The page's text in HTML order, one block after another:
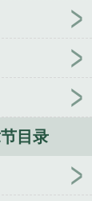
无能为力
杨叔笔趣阁
目录